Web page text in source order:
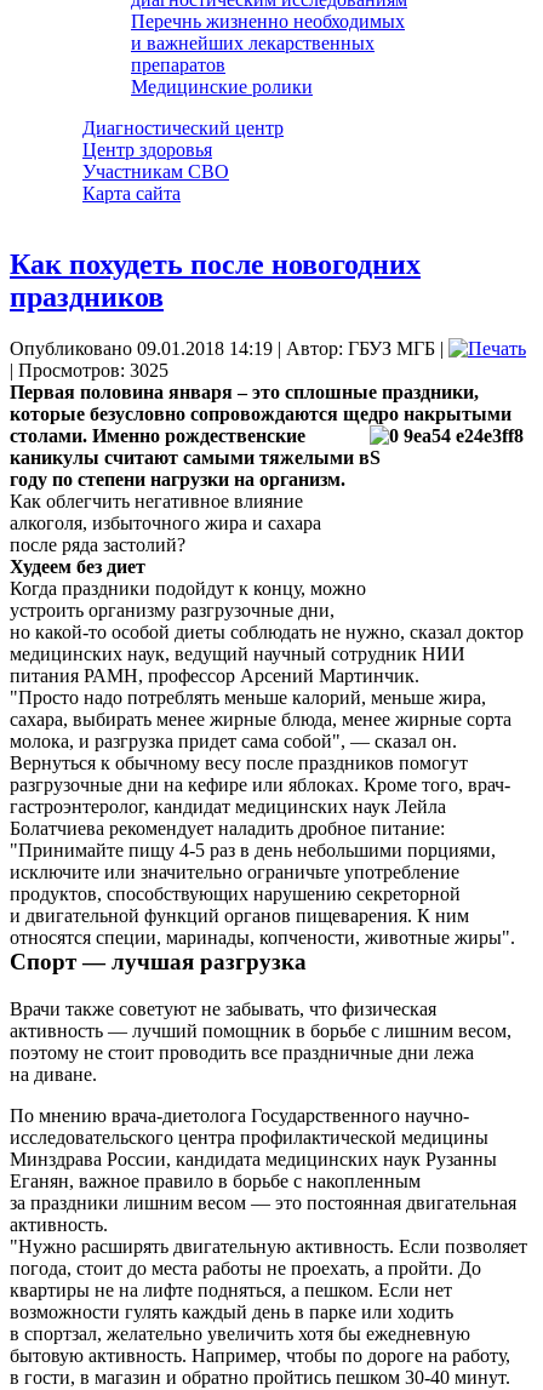
Перечнь жизненно необходимых
и важнейших лекарственных
препаратов
Медицинские ролики
Диагностический центр
Центр здоровья
Участникам СВО
Карта сайта
Как похудеть после новогодних
праздников
Опубликовано 09.01.2018 14:19 | Автор: ГБУЗ МГБ |
| Просмотров: 3025
Первая половина января – это сплошные праздники,
которые безусловно сопровождаются щедро накрытыми
столами. Именно рождественские
каникулы считают самыми тяжелыми в
году по степени нагрузки на организм.
Как облегчить негативное влияние
алкоголя, избыточного жира и сахара
после ряда застолий?
Худеем без диет
Когда праздники подойдут к концу, можно
устроить организму разгрузочные дни,
но какой-то особой диеты соблюдать не нужно, сказал доктор
медицинских наук, ведущий научный сотрудник НИИ
питания РАМН, профессор Арсений Мартинчик.
"Просто надо потреблять меньше калорий, меньше жира,
сахара, выбирать менее жирные блюда, менее жирные сорта
молока, и разгрузка придет сама собой", — сказал он.
Вернуться к обычному весу после праздников помогут
разгрузочные дни на кефире или яблоках. Кроме того, врач-
гастроэнтеролог, кандидат медицинских наук Лейла
Болатчиева рекомендует наладить дробное питание:
"Принимайте пищу 4-5 раз в день небольшими порциями,
исключите или значительно ограничьте употребление
продуктов, способствующих нарушению секреторной
и двигательной функций органов пищеварения. К ним
относятся специи, маринады, копчености, животные жиры".
Спорт — лучшая разгрузка
Врачи также советуют не забывать, что физическая
активность — лучший помощник в борьбе с лишним весом,
поэтому не стоит проводить все праздничные дни лежа
на диване.
По мнению врача-диетолога Государственного научно-
исследовательского центра профилактической медицины
Минздрава России, кандидата медицинских наук Рузанны
Еганян, важное правило в борьбе с накопленным
за праздники лишним весом — это постоянная двигательная
активность.
"Нужно расширять двигательную активность. Если позволяет
погода, стоит до места работы не проехать, а пройти. До
квартиры не на лифте подняться, а пешком. Если нет
возможности гулять каждый день в парке или ходить
в спортзал, желательно увеличить хотя бы ежедневную
бытовую активность. Например, чтобы по дороге на работу,
в гости, в магазин и обратно пройтись пешком 30-40 минут.